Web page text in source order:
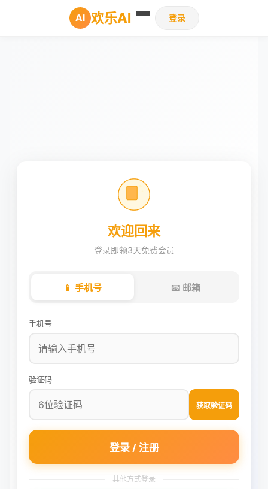
AI 欢乐AI 登录
欢迎回来
登录即领3天免费会员
📱 手机号 📧 邮箱
手机号
验证码
获取验证码
登录 / 注册
其他方式登录